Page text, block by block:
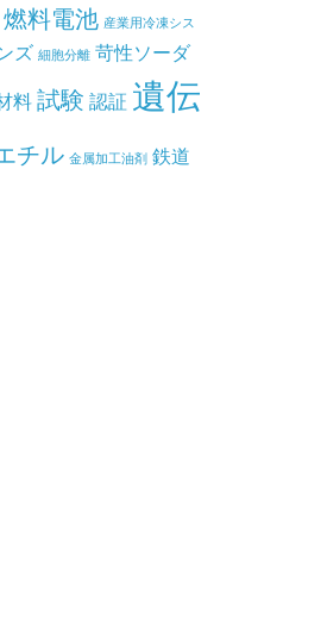
燃料電池 産業用冷凍シス
ズ 細胞分離 苛性ソーダ
料試験 認証 遺伝
チル 金属加工油剤 鉄道